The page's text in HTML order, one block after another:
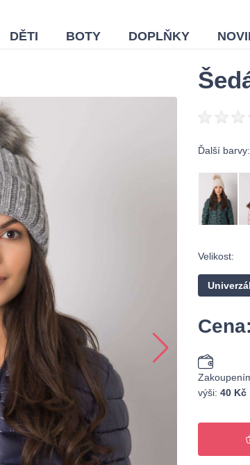
DĚTI BOTY DOPLŇKY
Ďalší barvy:
Velikost:
Cena:
výši: 40 Kč